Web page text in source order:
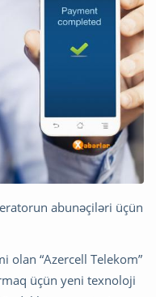
abunəçiləri üçün
olan “Azercell Telekom”
üçün yeni texnoloji